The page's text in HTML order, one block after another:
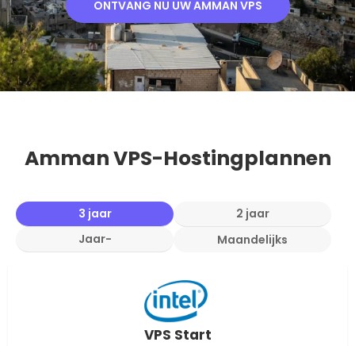
ONTVANG NU UW AMMAN VPS
Amman VPS-Hostingplannen
3 jaar
2 jaar
Jaar-
Maandelijks
VPS Start